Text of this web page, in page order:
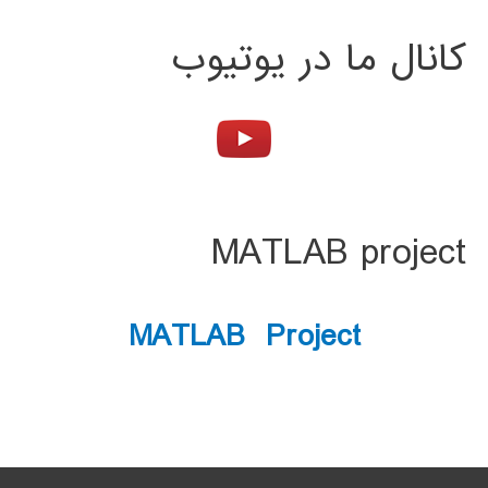
کانال ما در یوتیوب
MATLAB project
MATLAB Project